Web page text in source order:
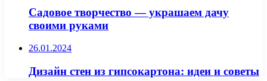
Садовое творчество — украшаем дачу
своими руками
26.01.2024
Дизайн стен из гипсокартона: идеи и советы